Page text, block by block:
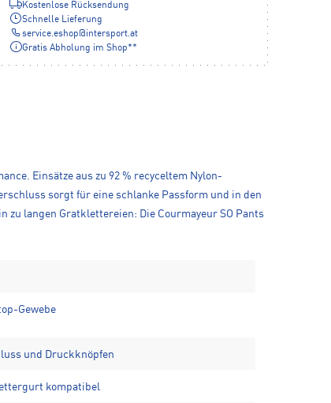
Kostenlose Rücksendung
Schnelle Lieferung
service.eshop@ intersport.at
Gratis Abholung im Shop**
Einsätze aus zu 92 % recyceltem Nylon-
sorgt für eine schlanke Passform und in den
langen Gratklettereien: Die Courmayeur SO Pants
Gewebe
und Druckknöpfen
kompatibel